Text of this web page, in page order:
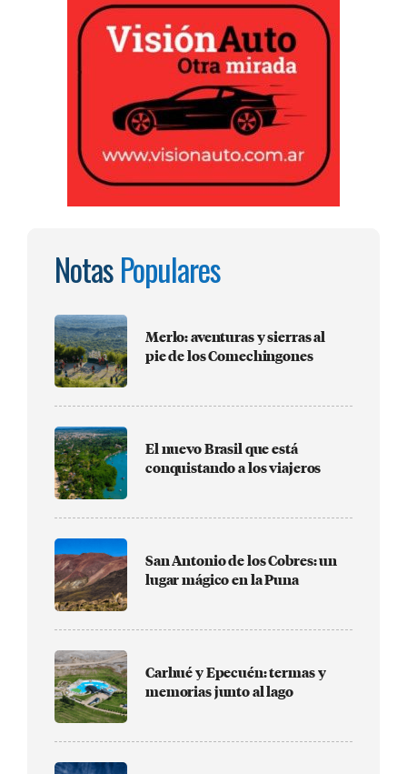
NotasPopulares
Merlo: aventuras y sierras al
pie de los Comechingones
El nuevo Brasil que está
conquistando a los viajeros
San Antonio de los Cobres: un
lugar mágico en la Puna
Carhué y Epecuén: termas y
memorias junto al lago